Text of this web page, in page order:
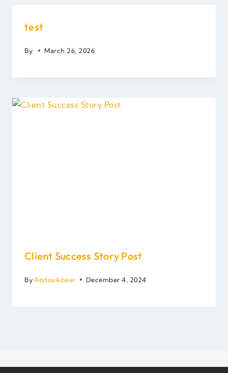
test
By March 26, 2026
Client Success Story Post
ByAbdoelkbeer December 4, 2024